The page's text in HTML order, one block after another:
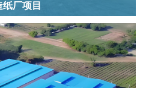
厂项目
主钢构为1000吨格构柱，檩条80吨。